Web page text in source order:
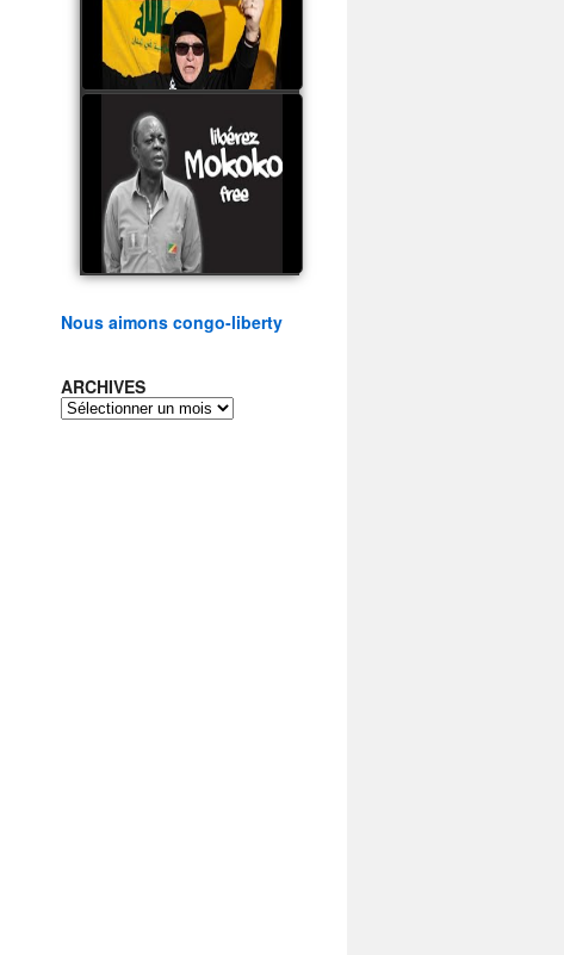
watch video
Le Général Mokoko est
l'unique légitimité
présidentielle du peuple
congolais
watch video
Nous aimons congo-liberty
ARCHIVES
ARCHIVES